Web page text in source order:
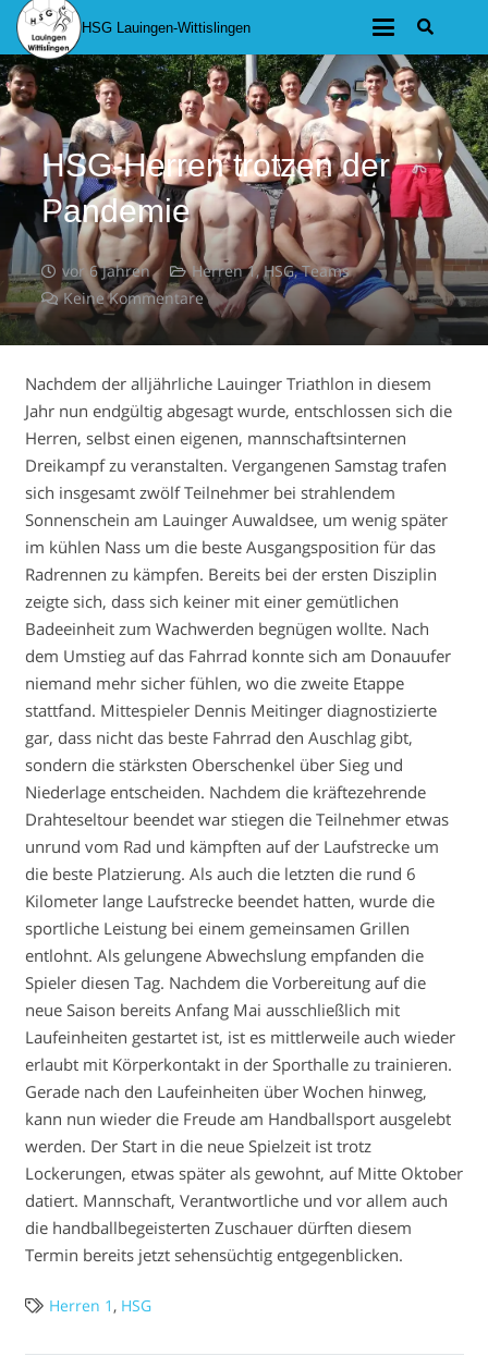
HSG Lauingen-Wittislingen
HSG-Herren trotzen der
Pandemie
vor 6 Jahren Herren 1,HSG,Teams
Keine Kommentare
Nachdem der alljährliche Lauinger Triathlon in diesem
Jahr nun endgültig abgesagt wurde, entschlossen sich die
Herren, selbst einen eigenen, mannschaftsinternen
Dreikampf zu veranstalten. Vergangenen Samstag trafen
sich insgesamt zwölf Teilnehmer bei strahlendem
Sonnenschein am Lauinger Auwaldsee, um wenig später
im kühlen Nass um die beste Ausgangsposition für das
Radrennen zu kämpfen. Bereits bei der ersten Disziplin
zeigte sich, dass sich keiner mit einer gemütlichen
Badeeinheit zum Wachwerden begnügen wollte. Nach
dem Umstieg auf das Fahrrad konnte sich am Donauufer
niemand mehr sicher fühlen, wo die zweite Etappe
stattfand. Mittespieler Dennis Meitinger diagnostizierte
gar, dass nicht das beste Fahrrad den Auschlag gibt,
sondern die stärksten Oberschenkel über Sieg und
Niederlage entscheiden. Nachdem die kräftezehrende
Drahteseltour beendet war stiegen die Teilnehmer etwas
unrund vom Rad und kämpften auf der Laufstrecke um
die beste Platzierung. Als auch die letzten die rund 6
Kilometer lange Laufstrecke beendet hatten, wurde die
sportliche Leistung bei einem gemeinsamen Grillen
entlohnt. Als gelungene Abwechslung empfanden die
Spieler diesen Tag. Nachdem die Vorbereitung auf die
neue Saison bereits Anfang Mai ausschließlich mit
Laufeinheiten gestartet ist, ist es mittlerweile auch wieder
erlaubt mit Körperkontakt in der Sporthalle zu trainieren.
Gerade nach den Laufeinheiten über Wochen hinweg,
kann nun wieder die Freude am Handballsport ausgelebt
werden. Der Start in die neue Spielzeit ist trotz
Lockerungen, etwas später als gewohnt, auf Mitte Oktober
datiert. Mannschaft, Verantwortliche und vor allem auch
die handballbegeisterten Zuschauer dürften diesem
Termin bereits jetzt sehensüchtig entgegenblicken.
Herren 1 , HSG